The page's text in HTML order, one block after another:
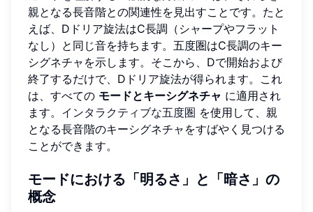
親となる長音階との関連性を見出すことです。たと
えば、Dドリア旋法はC長調（シャープやフラット
なし）と同じ音を持ちます。五度圏はC長調のキー
シグネチャを示します。そこから、Dで開始および
終了するだけで、Dドリア旋法が得られます。これ
は、すべての モードとキーシグネチャ に適用され
ます。 インタラクティブな五度圏 を使用して、親
となる長音階のキーシグネチャをすばやく見つける
ことができます。
モードにおける「明るさ」と「暗さ」の
概念